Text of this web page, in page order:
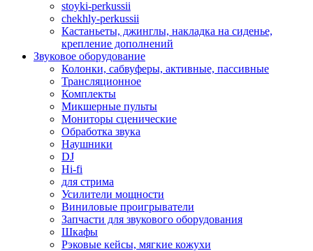
stoyki-perkussii
chekhly-perkussii
Кастаньеты, джинглы, накладка на сиденье,
крепление дополнений
Звуковое оборудование
Колонки, сабвуферы, активные, пассивные
Трансляционное
Комплекты
Микшерные пульты
Мониторы сценические
Обработка звука
Наушники
DJ
Hi-fi
для стрима
Усилители мощности
Виниловые проигрыватели
Запчасти для звукового оборудования
Шкафы
Рэковые кейсы, мягкие кожухи